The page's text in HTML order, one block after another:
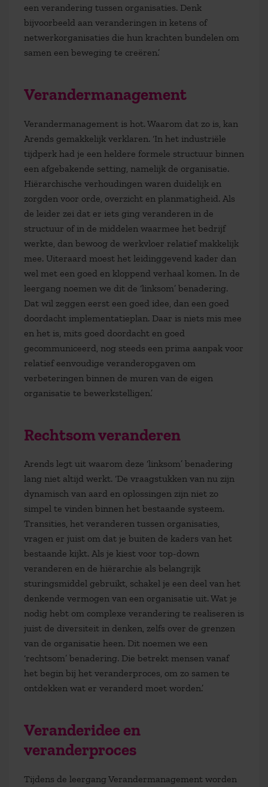
een verandering tussen organisaties. Denk
bijvoorbeeld aan veranderingen in ketens of
netwerkorganisaties die hun krachten bundelen om
samen een beweging te creëren.’
Verandermanagement
Verandermanagement is hot. Waarom dat zo is, kan
Arends gemakkelijk verklaren. ‘In het industriële
tijdperk had je een heldere formele structuur binnen
een afgebakende setting, namelijk de organisatie.
Hiërarchische verhoudingen waren duidelijk en
zorgden voor orde, overzicht en planmatigheid. Als
de leider zei dat er iets ging veranderen in de
structuur of in de middelen waarmee het bedrijf
werkte, dan bewoog de werkvloer relatief makkelijk
mee. Uiteraard moest het leidinggevend kader dan
wel met een goed en kloppend verhaal komen. In de
leergang noemen we dit de ‘linksom’ benadering.
Dat wil zeggen eerst een goed idee, dan een goed
doordacht implementatieplan. Daar is niets mis mee
en het is, mits goed doordacht en goed
gecommuniceerd, nog steeds een prima aanpak voor
relatief eenvoudige veranderopgaven om
verbeteringen binnen de muren van de eigen
organisatie te bewerkstelligen.’
Rechtsom veranderen
Arends legt uit waarom deze ‘linksom’ benadering
lang niet altijd werkt. ‘De vraagstukken van nu zijn
dynamisch van aard en oplossingen zijn niet zo
simpel te vinden binnen het bestaande systeem.
Transities, het veranderen tussen organisaties,
vragen er juist om dat je buiten de kaders van het
bestaande kijkt. Als je kiest voor top-down
veranderen en de hiërarchie als belangrijk
sturingsmiddel gebruikt, schakel je een deel van het
denkende vermogen van een organisatie uit. Wat je
nodig hebt om complexe verandering te realiseren is
juist de diversiteit in denken, zelfs over de grenzen
van de organisatie heen. Dit noemen we een
‘rechtsom’ benadering. Die betrekt mensen vanaf
het begin bij het veranderproces, om zo samen te
ontdekken wat er veranderd moet worden.’
Veranderidee en
veranderproces
Tijdens de leergang Verandermanagement worden